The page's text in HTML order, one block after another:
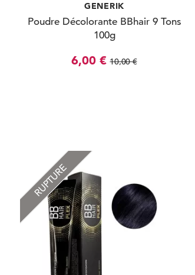
GENERIK
Poudre Décolorante BBhair 9 Tons
100g
6,00 € 10,00 €
RUPTURE